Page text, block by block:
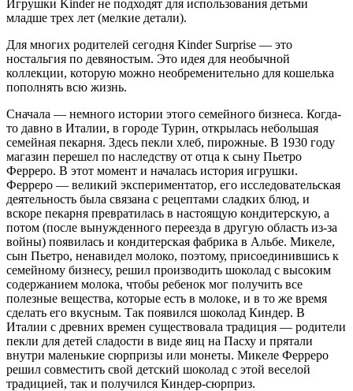
Игрушки Kinder не подходят для использования детьми
младше трех лет (мелкие детали).
Для многих родителей сегодня Kinder Surprise — это
ностальгия по девяностым. Это идея для необычной
коллекции, которую можно необременительно для кошелька
пополнять всю жизнь.
Сначала — немного истории этого семейного бизнеса. Когда-
то давно в Италии, в городе Турин, открылась небольшая
семейная пекарня. Здесь пекли хлеб, пирожные. В 1930 году
магазин перешел по наследству от отца к сыну Пьетро
Ферреро. В этот момент и началась история игрушки.
Ферреро — великий экспериментатор, его исследовательская
деятельность была связана с рецептами сладких блюд, и
вскоре пекарня превратилась в настоящую кондитерскую, а
потом (после вынужденного переезда в другую область из-за
войны) появилась и кондитерская фабрика в Альбе. Микеле,
сын Пьетро, ненавидел молоко, поэтому, присоединившись к
семейному бизнесу, решил производить шоколад с высоким
содержанием молока, чтобы ребенок мог получить все
полезные вещества, которые есть в молоке, и в то же время
сделать его вкусным. Так появился шоколад Киндер. В
Италии с древних времен существовала традиция — родители
пекли для детей сладости в виде яиц на Пасху и прятали
внутри маленькие сюрпризы или монеты. Микеле Ферреро
решил совместить свой детский шоколад с этой веселой
традицией, так и получился Киндер-сюрприз.